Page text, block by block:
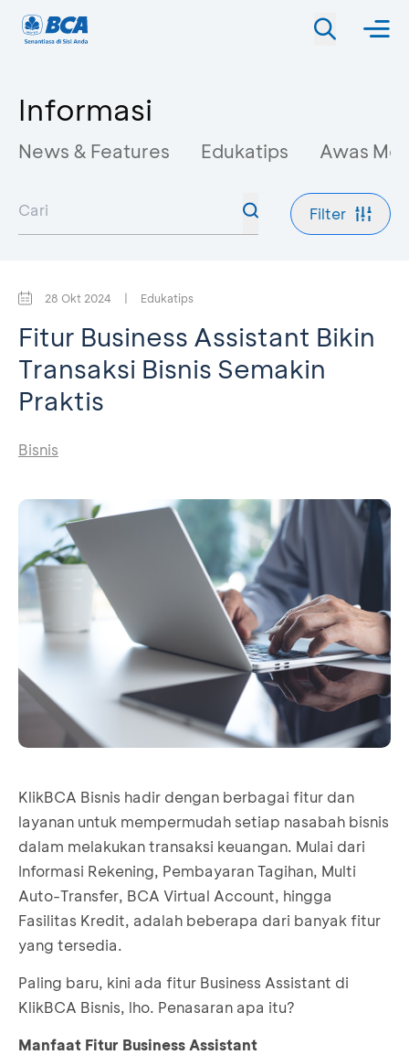
Informasi
News & Features Edukatips Awas
Filter
28 Okt 2024 | Edukatips
Fitur Business Assistant Bikin
Transaksi Bisnis Semakin
Praktis
Bisnis
KlikBCA Bisnis hadir dengan berbagai fitur dan
layanan untuk mempermudah setiap nasabah bisnis
dalam melakukan transaksi keuangan. Mulai dari
Informasi Rekening, Pembayaran Tagihan, Multi
Auto-Transfer, BCA Virtual Account, hingga
Fasilitas Kredit, adalah beberapa dari banyak fitur
yang tersedia.
Paling baru, kini ada fitur Business Assistant di
KlikBCA Bisnis, lho. Penasaran apa itu?
Manfaat Fitur Business Assistant